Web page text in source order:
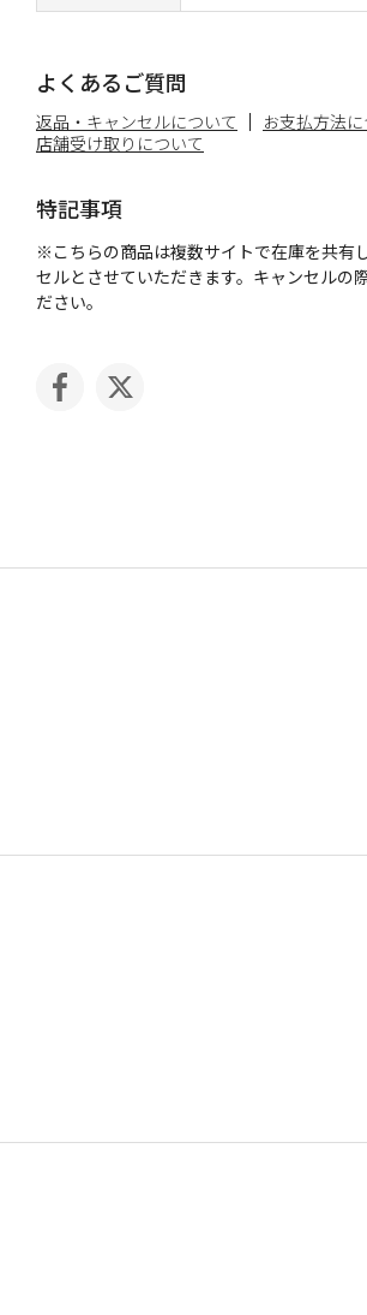
よくあるご質問
返品・キャンセルについて お支払方法
店舗受け取りについて
特記事項
※こちらの商品は複数サイトで在庫を共有
セルとさせていただきます。キャンセルの
ださい。